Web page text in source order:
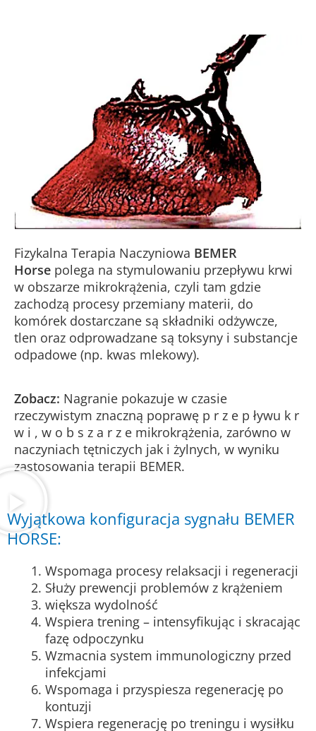
Fizykalna Terapia Naczyniowa BEMER
Horse polega na stymulowaniu przepływu krwi
w obszarze mikrokrążenia, czyli tam gdzie
zachodzą procesy przemiany materii, do
komórek dostarczane są składniki odżywcze,
tlen oraz odprowadzane są toksyny i substancje
odpadowe (np. kwas mlekowy).
Zobacz: Nagranie pokazuje w czasie
rzeczywistym znaczną poprawę p r z e p ływu k r
w i , w o b s z a r z e mikrokrążenia, zarówno w
naczyniach tętniczych jak i żylnych, w wyniku
zastosowania terapii BEMER.
Wyjątkowa konfiguracja sygnału BEMER
HORSE:
Wspomaga procesy relaksacji i regeneracji
Służy prewencji problemów z krążeniem
większa wydolność
Wspiera trening – intensyfikując i skracając
fazę odpoczynku
Wzmacnia system immunologiczny przed
infekcjami
Wspomaga i przyspiesza regenerację po
kontuzji
Wspiera regenerację po treningu i wysiłku